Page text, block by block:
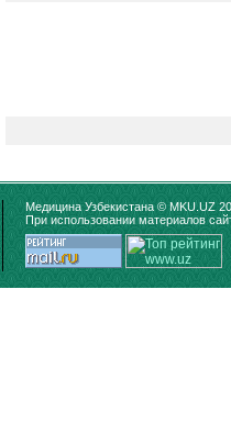
Медицина Узбекистана © MKU.UZ
При использовании материалов